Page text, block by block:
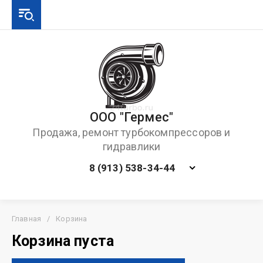
ООО "Гермес"
Продажа, ремонт турбокомпрессоров и
гидравлики
8 (913) 538-34-44
Главная / Корзина
Корзина пуста